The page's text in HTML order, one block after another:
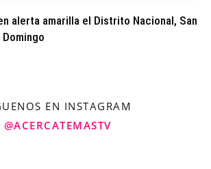
alerta amarilla el Distrito Nacional, San
EN INSTAGRAM
@ACERCATEMASTV